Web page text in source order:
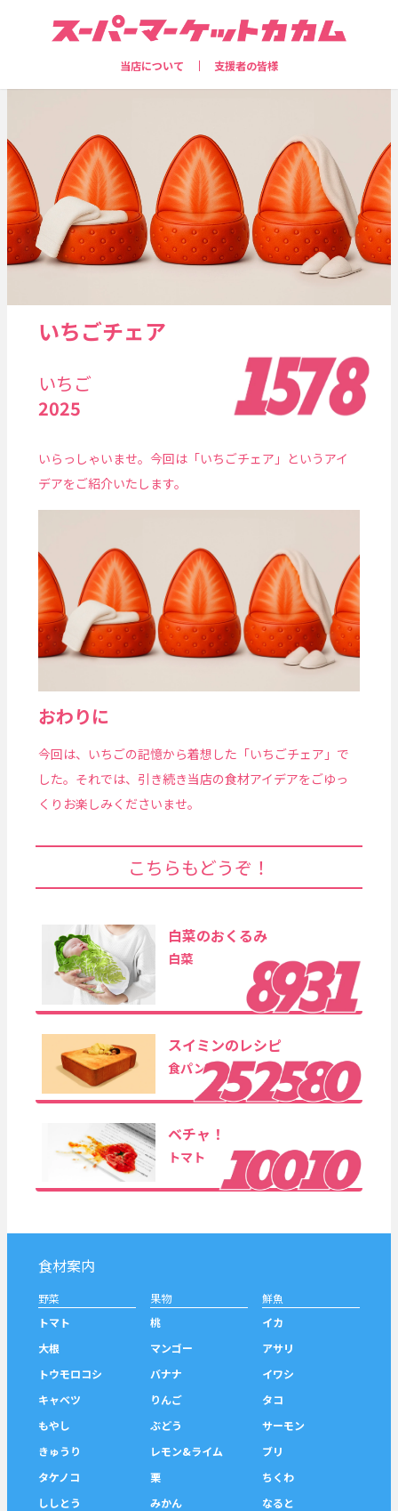
当店について 支援者の皆様
いちごチェア
いちご
2025
いらっしゃいませ。今回は「いちごチェア」というアイ
デアをご紹介いたします。
おわりに
今回は、いちごの記憶から着想した「いちごチェア」で
した。それでは、引き続き当店の食材アイデアをごゆっ
くりお楽しみくださいませ。
こちらもどうぞ！
白菜のおくるみ
白菜
スイミンのレシピ
食パン
ベチャ！
トマト
食材案内
野菜
トマト
大根
トウモロコシ
キャベツ
もやし
きゅうり
タケノコ
ししとう
果物
桃
マンゴー
バナナ
りんご
ぶどう
レモン&ライム
栗
みかん
鮮魚
イカ
アサリ
イワシ
タコ
サーモン
ブリ
ちくわ
なると